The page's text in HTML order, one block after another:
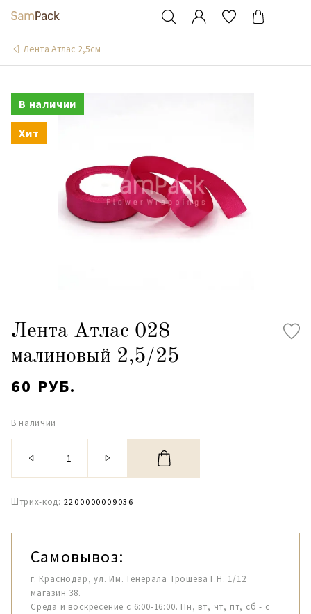
Лента Атлас 2,5см
В наличии
Хит
Лента Атлас 028
малиновый 2,5/25
60 РУБ.
В наличии
Штрих-код: 2200000009036
Самовывоз:
г. Краснодар, ул. Им. Генерала Трошева Г.Н. 1/12
магазин 38.
Среда и воскресение с 6:00-16:00. Пн, вт, чт, пт, сб - с